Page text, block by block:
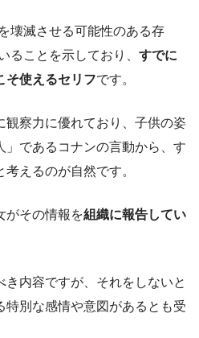
壊滅させる可能性のある存
ることを示しており、 すでに
そ使えるセリフです。
観察力に優れており、子供の姿
」であるコナンの言動から、す
えるのが自然です。
がその情報を組織に報告してい
内容ですが、それをしないと
特別な感情や意図があるとも受